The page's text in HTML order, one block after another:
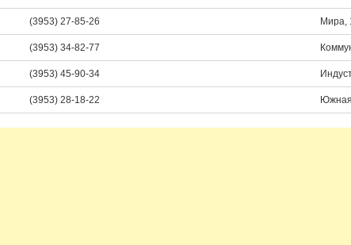
(3953) 27-85-26 Мира,
(3953) 34-82-77
(3953) 45-90-34
(3953) 28-18-22